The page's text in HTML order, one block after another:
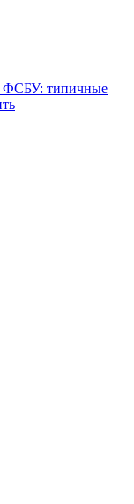
ФСБУ: типичные